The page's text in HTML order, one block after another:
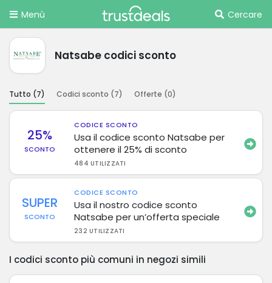
Menù Cercare
Natsabe codici sconto
Tutto (7) Codici sconto (7) Offerte (0)
25%
SCONTO
CODICE SCONTO
Usa il codice sconto Natsabe per
ottenere il 25% di sconto
484 UTILIZZATI
SUPER
SCONTO
CODICE SCONTO
Usa il nostro codice sconto
Natsabe per un’offerta speciale
232 UTILIZZATI
I codici sconto più comuni in negozi simili